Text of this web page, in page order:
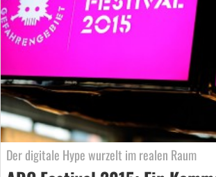
Der digitale Hype wurzelt im realen Raum